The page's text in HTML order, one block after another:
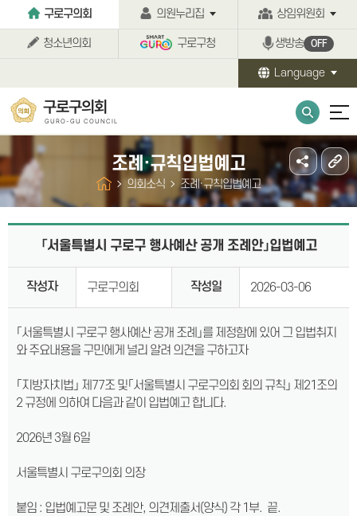
본문바로가기구로구의회 의원누리집 상임위원회
청소년의회 구로구청 생방송 OFF
Language
구로구의회
GURO-GU COUNCIL
조례·규칙입법예고
의회소식 조례·규칙입법예고
「서울특별시 구로구 행사예산 공개 조례안」입법예고
작성자 구로구의회 작성일 2026-03-06
「서울특별시 구로구 행사예산 공개 조례」를 제정함에 있어 그 입법취지
와 주요내용을 구민에게 널리 알려 의견을 구하고자
「지방자치법」 제77조 및「서울특별시 구로구의회 회의 규칙」 제21조의
2 규정에 의하여 다음과 같이 입법예고 합니다.
2026년 3월 6일
서울특별시 구로구의회 의장
붙임 : 입법예고문 및 조례안, 의견제출서(양식) 각 1부. 끝.